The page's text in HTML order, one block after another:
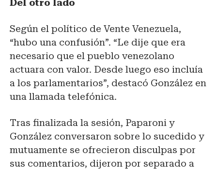
Del otro lado
Según el político de Vente Venezuela,
“hubo una confusión”. “Le dije que era
necesario que el pueblo venezolano
actuara con valor. Desde luego eso incluía
a los parlamentarios”, destacó González en
una llamada telefónica.
Tras finalizada la sesión, Paparoni y
González conversaron sobre lo sucedido y
mutuamente se ofrecieron disculpas por
sus comentarios, dijeron por separado a